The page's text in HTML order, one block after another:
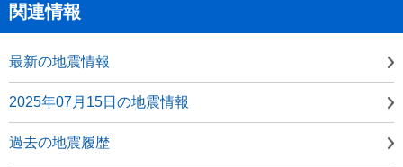
関連情報
最新の地震情報
2025年07月15日の地震情報
過去の地震履歴